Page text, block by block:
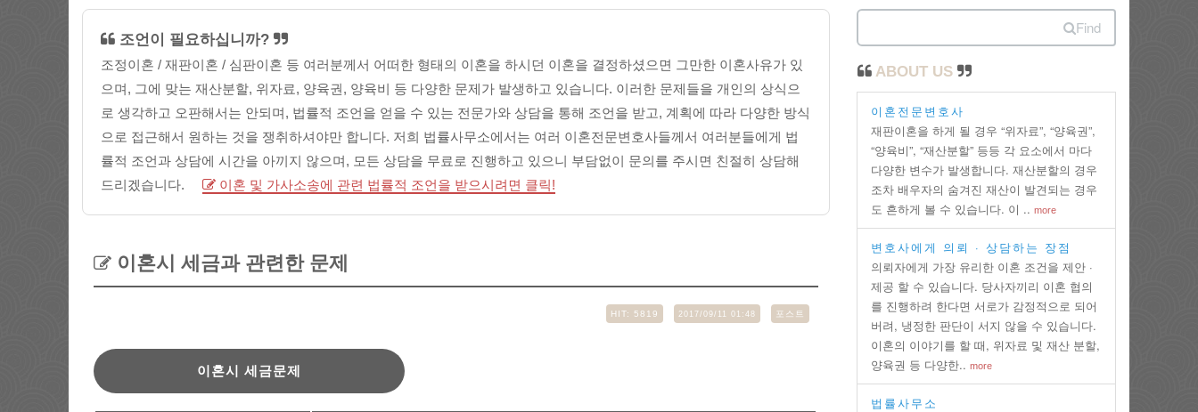
조언이 필요하십니까?
조정이혼 / 재판이혼 / 심판이혼 등 여러분께서 어떠한 형태의 이혼을 하시던 이혼을 결정하셨으면 그만한 이혼사유가 있
으며, 그에 맞는 재산분할, 위자료, 양육권, 양육비 등 다양한 문제가 발생하고 있습니다. 이러한 문제들을 개인의 상식으
로 생각하고 오판해서는 안되며, 법률적 조언을 얻을 수 있는 전문가와 상담을 통해 조언을 받고, 계획에 따라 다양한 방식
으로 접근해서 원하는 것을 쟁취하셔야만 합니다. 저희 법률사무소에서는 여러 이혼전문변호사들께서 여러분들에게 법
률적 조언과 상담에 시간을 아끼지 않으며, 모든 상담을 무료로 진행하고 있으니 부담없이 문의를 주시면 친절히 상담해
드리겠습니다.
이혼 및 가사소송에 관련 법률적 조언을 받으시려면 클릭!
이혼시 세금과 관련한 문제
HIT: 5819 2017/09/11 01:48 포스트
이혼시 세금문제
Find
ABOUT US
이혼전문변호사
재판이혼을 하게 될 경우 “위자료”, “양육권”,
“양육비”, “재산분할” 등등 각 요소에서 마다
다양한 변수가 발생합니다. 재산분할의 경우
조차 배우자의 숨겨진 재산이 발견되는 경우
도 흔하게 볼 수 있습니다. 이 .. more
변호사에게 의뢰 · 상담하는 장점
의뢰자에게 가장 유리한 이혼 조건을 제안 ·
제공 할 수 있습니다. 당사자끼리 이혼 협의
를 진행하려 한다면 서로가 감정적으로 되어
버려, 냉정한 판단이 서지 않을 수 있습니다.
이혼의 이야기를 할 때, 위자료 및 재산 분할,
양육권 등 다양한.. more
법률사무소